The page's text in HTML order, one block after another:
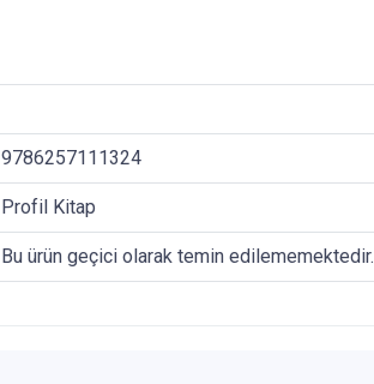
9786257111324
Profil Kitap
Bu ürün geçici olarak temin edilememektedir.